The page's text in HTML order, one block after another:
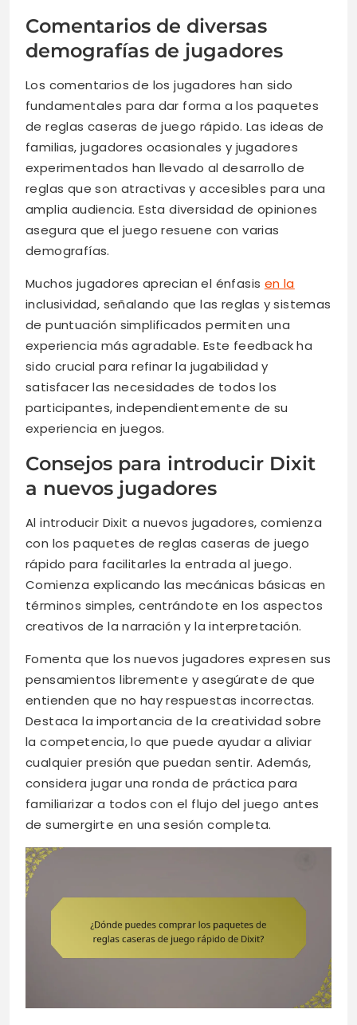
Comentarios de diversas
demografías de jugadores
Los comentarios de los jugadores han sido
fundamentales para dar forma a los paquetes
de reglas caseras de juego rápido. Las ideas de
familias, jugadores ocasionales y jugadores
experimentados han llevado al desarrollo de
reglas que son atractivas y accesibles para una
amplia audiencia. Esta diversidad de opiniones
asegura que el juego resuene con varias
demografías.
Muchos jugadores aprecian el énfasis en la
inclusividad, señalando que las reglas y sistemas
de puntuación simplificados permiten una
experiencia más agradable. Este feedback ha
sido crucial para refinar la jugabilidad y
satisfacer las necesidades de todos los
participantes, independientemente de su
experiencia en juegos.
Consejos para introducir Dixit
a nuevos jugadores
Al introducir Dixit a nuevos jugadores, comienza
con los paquetes de reglas caseras de juego
rápido para facilitarles la entrada al juego.
Comienza explicando las mecánicas básicas en
términos simples, centrándote en los aspectos
creativos de la narración y la interpretación.
Fomenta que los nuevos jugadores expresen sus
pensamientos libremente y asegúrate de que
entienden que no hay respuestas incorrectas.
Destaca la importancia de la creatividad sobre
la competencia, lo que puede ayudar a aliviar
cualquier presión que puedan sentir. Además,
considera jugar una ronda de práctica para
familiarizar a todos con el flujo del juego antes
de sumergirte en una sesión completa.